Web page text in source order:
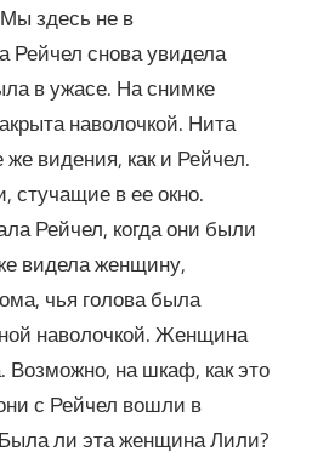
здесь не в
Рейчел снова увидела
в ужасе. На снимке
наволочкой. Нита
же видения, как и Рейчел.
стучащие в ее окно.
Рейчел, когда они были
видела женщину,
чья голова была
наволочкой. Женщина
Возможно, на шкаф, как это
с Рейчел вошли в
ли эта женщина Лили?